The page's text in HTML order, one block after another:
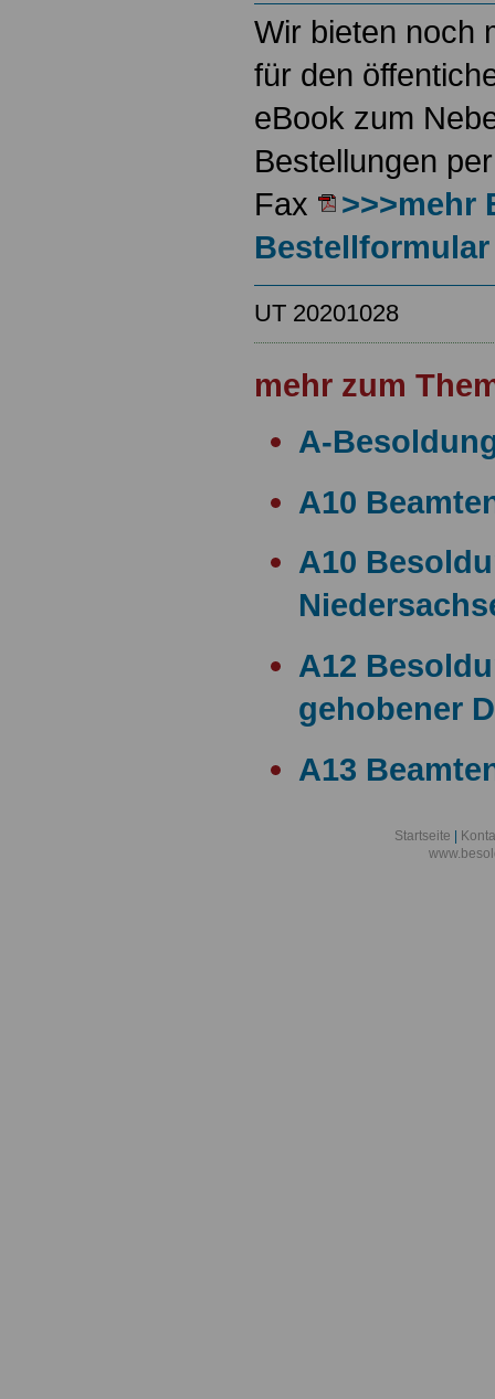
Wir bieten noch
für den
eBook zum
Bestellungen
Fax
>>>mehr
Bestellformular
UT 20201028
mehr zum
A-
A10
A10
A12
gehobener
A13
A13
Startseite